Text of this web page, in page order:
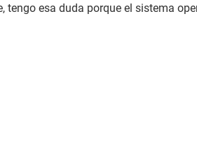
tengo esa duda porque el sistema